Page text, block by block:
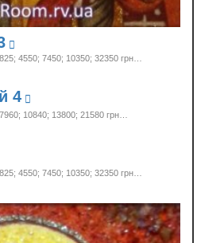
4550; 7450; 10350; 32350 грн…
4
10840; 13800; 21580 грн…
4550; 7450; 10350; 32350 грн…